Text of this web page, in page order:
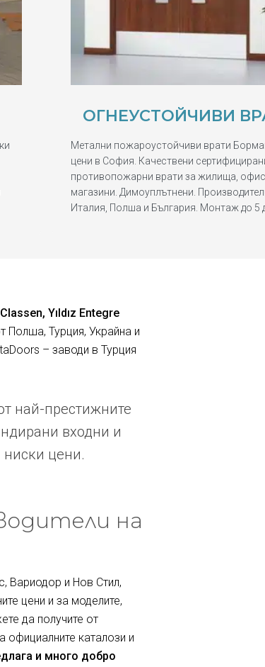
ОГНЕУСТОЙЧИВИ
Метални пожароустойчиви врати
цени в София. Качествени
противопожарни врати за жилища, офис
магазини. Димоуплътнени.
Италия, Полша и България. Монтаж до 5
Yıldız Entegre
Полша, Турция, Украйна и
– заводи в Турция
най-престижните
входни и
ниски цени.
на
Вариодор и Нов Стил,
цени и за моделите,
да получите от
официалните каталози и
и много добро